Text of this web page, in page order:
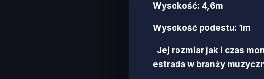
Wysokość: 4,6m
Wysokość podestu: 1m
Jej rozmiar jak i czas
estrada w branży